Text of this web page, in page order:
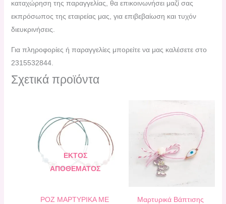
καταχώρηση της παραγγελίας, θα επικοινωνήσει μαζί σας
εκπρόσωπος της εταιρείας μας, για επιβεβαίωση και τυχόν
διευκρινήσεις.
Για πληροφορίες ή παραγγελίες μπορείτε να μας καλέσετε στο
2315532844.
Σχετικά προϊόντα
ΕΚΤΌΣ
ΑΠΟΘΈΜΑΤΟΣ
ΡΟΖ ΜΑΡΤΥΡΙΚΑ ΜΕ
Μαρτυρικά Βάπτισης